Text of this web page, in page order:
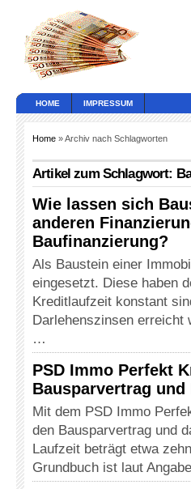
HOME IMPRESSUM
Home » Archiv nach Schlagworten
Artikel zum Schlagwort:
Wie lassen sich
anderen
Baufinanzierung?
Als Baustein einer
eingesetzt. Diese haben
Kreditlaufzeit konstant
Darlehenszinsen erreicht
…
PSD Immo Perfekt
Bausparvertrag und
Mit dem PSD Immo
den Bausparvertrag und
Laufzeit beträgt etwa
Grundbuch ist laut